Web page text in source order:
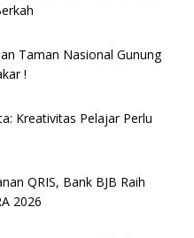
Taman Nasional Gunung
!
Kreativitas Pelajar Perlu
QRIS, Bank BJB Raih
2026